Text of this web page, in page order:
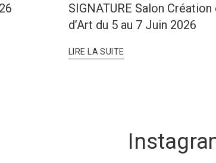
SIGNATURE Salon
d’Art du 5 au 7 Juin 2026
LIRE LA SUITE